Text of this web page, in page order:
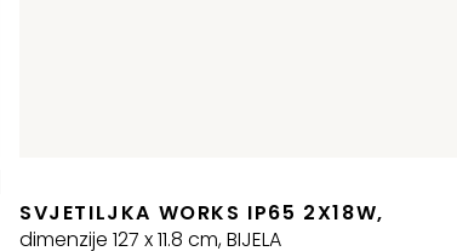
SVJETILJKA WORKS IP65 2X18W,
dimenzije 127 x 11.8 cm, BIJELA